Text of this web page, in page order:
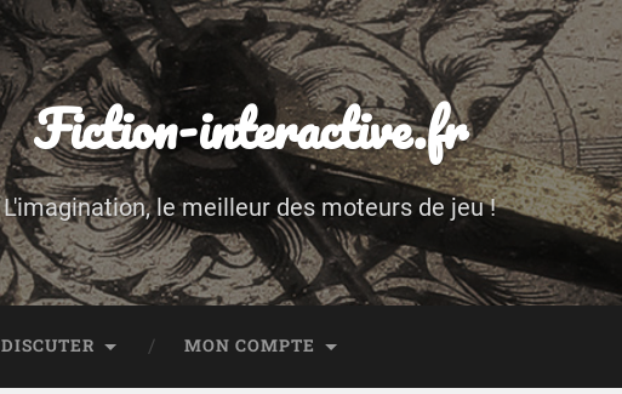
Fiction-interactive.fr
L'imagination, le meilleur des moteurs de jeu !
DISCUTER MON COMPTE